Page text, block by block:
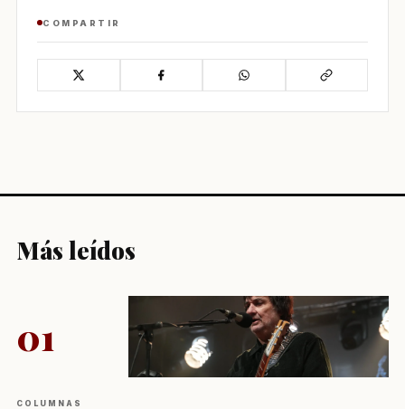
COMPARTIR
Más leídos
01
COLUMNAS